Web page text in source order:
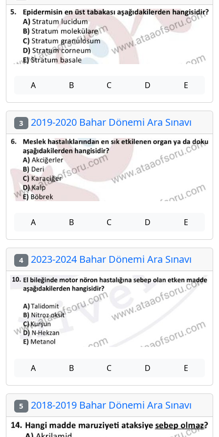
A B C D E
3 2019-2020 Bahar Dönemi Ara Sınavı
A B C D E
4 2023-2024 Bahar Dönemi Ara Sınavı
A B C D E
5 2018-2019 Bahar Dönemi Ara Sınavı